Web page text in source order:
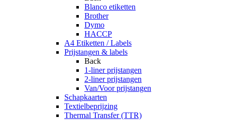
Blanco etiketten
Brother
Dymo
HACCP
A4 Etiketten / Labels
Prijstangen & labels
Back
1-liner prijstangen
2-liner prijstangen
Van/Voor prijstangen
Schapkaarten
Textielbeprijzing
Thermal Transfer (TTR)